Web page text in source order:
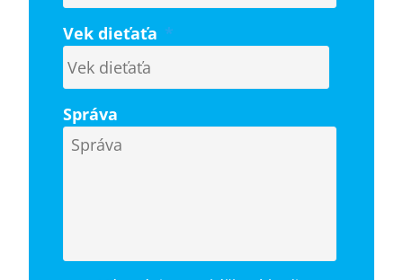
Vek dieťaťa *
Správa